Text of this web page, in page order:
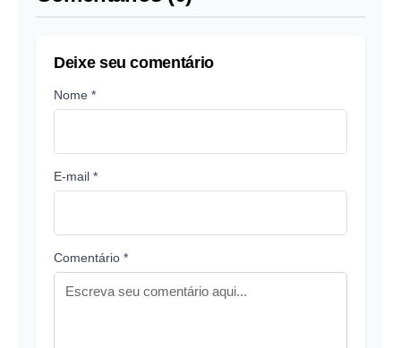
Deixe seu comentário
Nome *
E-mail *
Comentário *